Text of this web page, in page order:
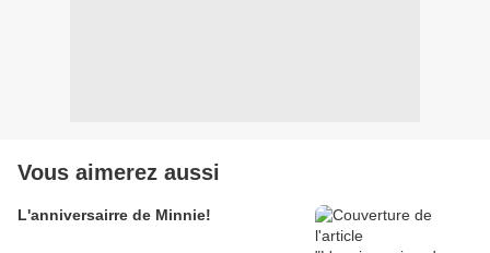
Vous aimerez aussi
L'anniversairre de Minnie!